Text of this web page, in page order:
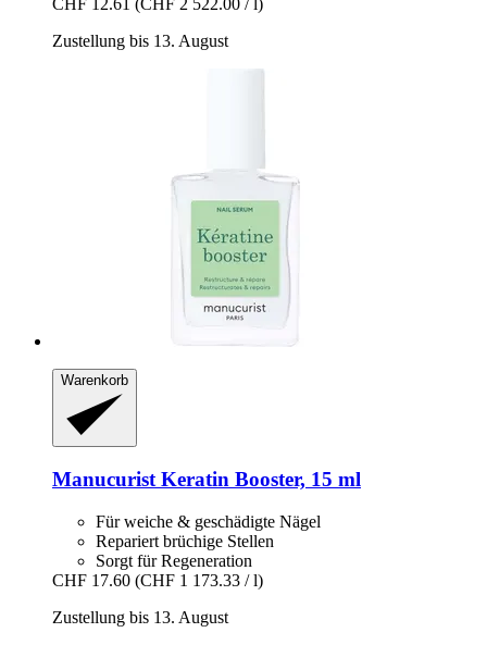
Zustellung bis 13. August
Warenkorb
Manucurist Keratin Booster, 15 ml
Für weiche & geschädigte Nägel
Repariert brüchige Stellen
Sorgt für Regeneration
CHF 17.60 (CHF 1 173.33 / l)
Zustellung bis 13. August